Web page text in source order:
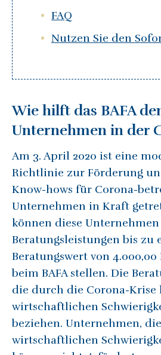
FAQ
Nutzen Sie den
Wie hilft das BAFA
Unternehmen in der
Am 3. April 2020 ist eine
Richtlinie zur Förderung
Know-hows für Corona-
Unternehmen in Kraft
können diese
Beratungsleistungen bis zu
Beratungswert von 4.000,00
beim BAFA stellen. Die
die durch die Corona-Krise
wirtschaftlichen
beziehen. Unternehmen,
wirtschaftlichen